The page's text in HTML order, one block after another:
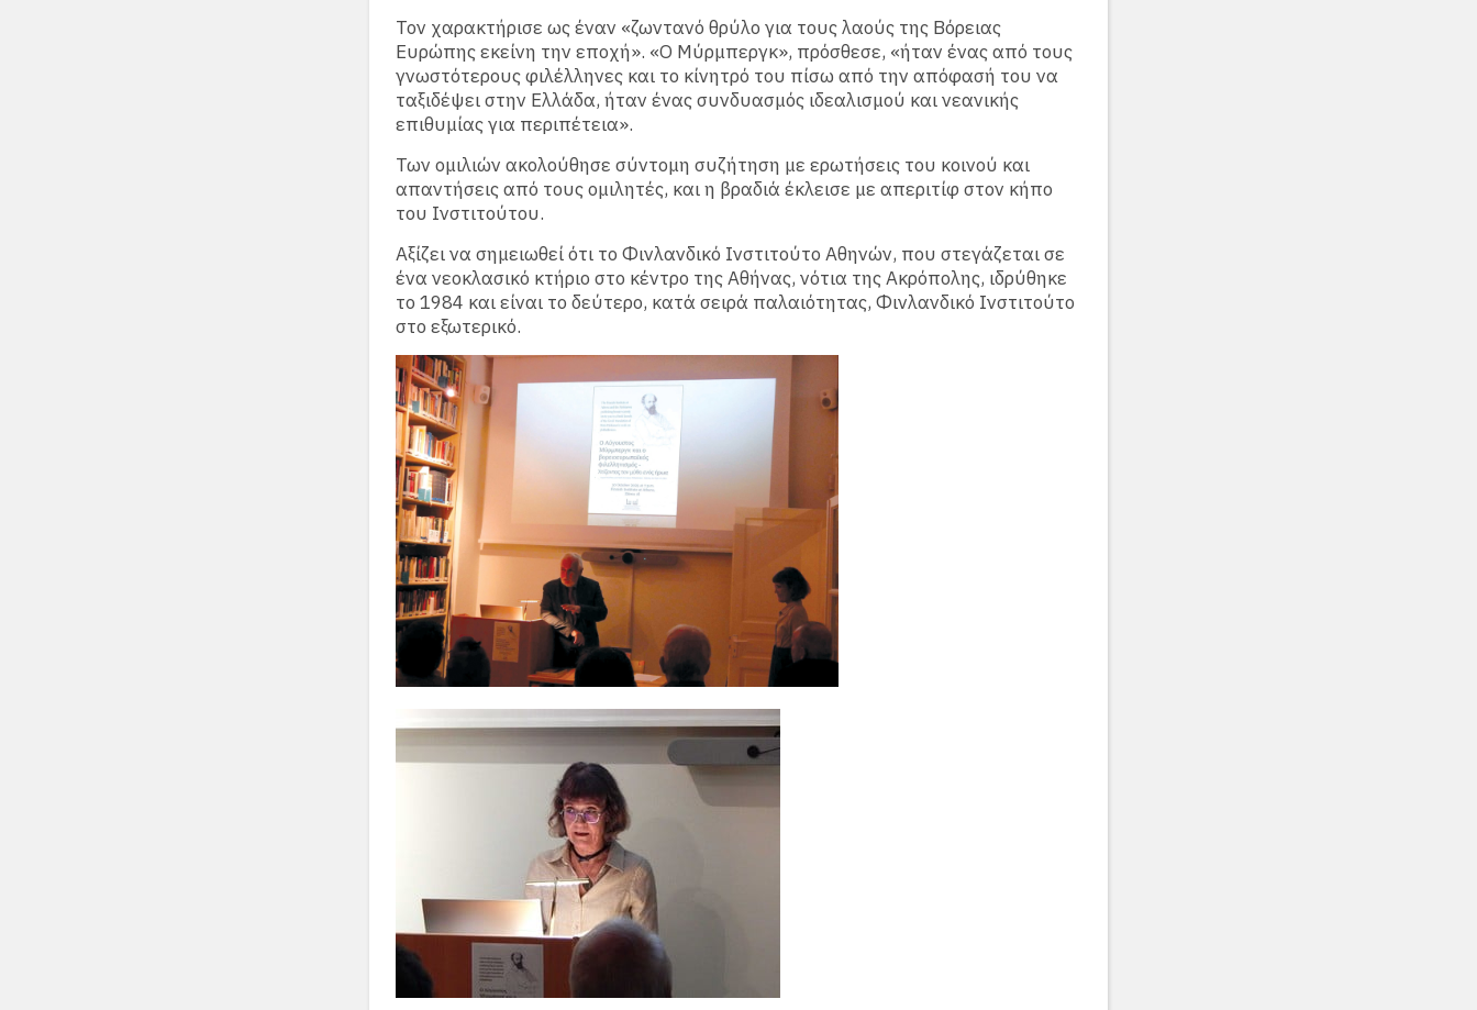
Τον χαρακτήρισε ως έναν «ζωντανό θρύλο για τους λαούς της Βόρειας
Ευρώπης εκείνη την εποχή». «Ο Μύρμπεργκ», πρόσθεσε, «ήταν ένας από τους
γνωστότερους φιλέλληνες και το κίνητρό του πίσω από την απόφασή του να
ταξιδέψει στην Ελλάδα, ήταν ένας συνδυασμός ιδεαλισμού και νεανικής
επιθυμίας για περιπέτεια».
Των ομιλιών ακολούθησε σύντομη συζήτηση με ερωτήσεις του κοινού και
απαντήσεις από τους ομιλητές, και η βραδιά έκλεισε με απεριτίφ στον κήπο
του Ινστιτούτου.
Αξίζει να σημειωθεί ότι το Φινλανδικό Iνστιτούτο Aθηνών, που στεγάζεται σε
ένα νεοκλασικό κτήριο στο κέντρο της Αθήνας, νότια της Ακρόπολης, ιδρύθηκε
το 1984 και είναι το δεύτερο, κατά σειρά παλαιότητας, Φινλανδικό Iνστιτούτο
στο εξωτερικό.